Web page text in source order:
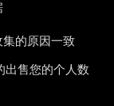
的原因一致
出售您的个人数